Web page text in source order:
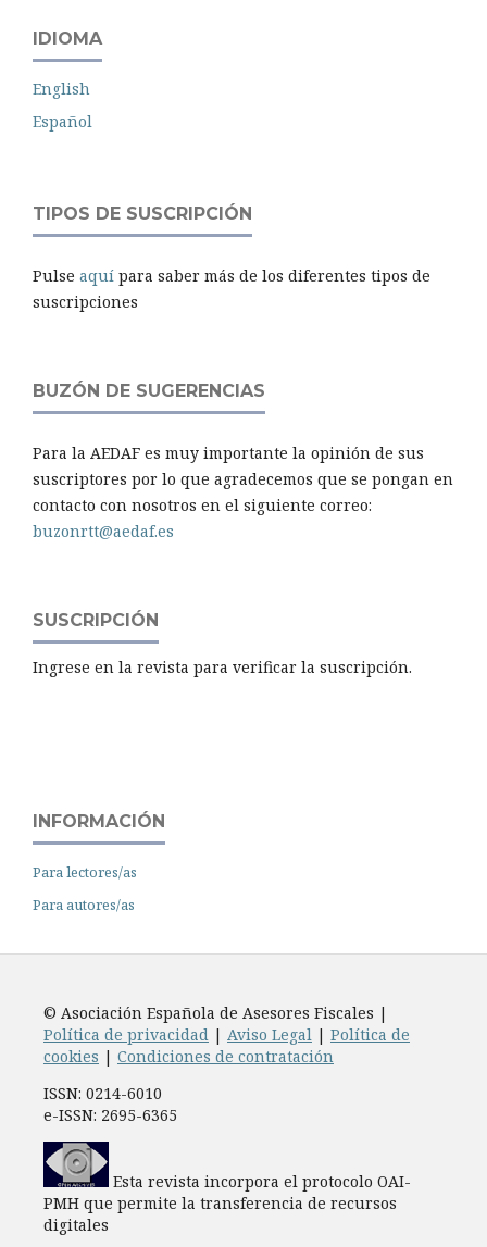
IDIOMA
English
Español
TIPOS DE SUSCRIPCIÓN
Pulse aquí para saber más de los diferentes tipos de
suscripciones
BUZÓN DE SUGERENCIAS
Para la AEDAF es muy importante la opinión de sus
suscriptores por lo que agradecemos que se pongan en
contacto con nosotros en el siguiente correo:
buzonrtt@aedaf.es
SUSCRIPCIÓN
Ingrese en la revista para verificar la suscripción.
INFORMACIÓN
Para lectores/as
Para autores/as
© Asociación Española de Asesores Fiscales |
Política de privacidad| Aviso Legal| Política de
cookies | Condiciones de contratación
ISSN: 0214-6010
e-ISSN: 2695-6365
Esta revista incorpora el protocolo OAI-
PMH que permite la transferencia de recursos
digitales